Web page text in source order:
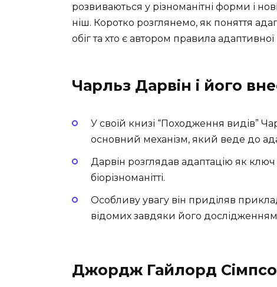
розвиваються у різноманітні форми і
ніш. Коротко розглянемо, як поняття
обіг та хто є автором правила адаптивної
Чарльз Дарвін і його
У своїй книзі “Походження видів”
основний механізм, який веде до
Дарвін розглядав адаптацію як
біорізноманітті.
Особливу увагу він приділяв
відомих завдяки його дослідженням
Джордж Гайлорд